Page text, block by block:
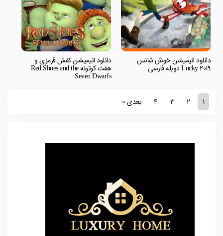
دانلود انیمیشن خوش شانس
Lucky 2019 دوبله فارسی
دانلود انیمیشن کفش قرمزی و
هفت کوتوله Red Shoes and the
Seven Dwarfs
1
2
3
4 بعدی »